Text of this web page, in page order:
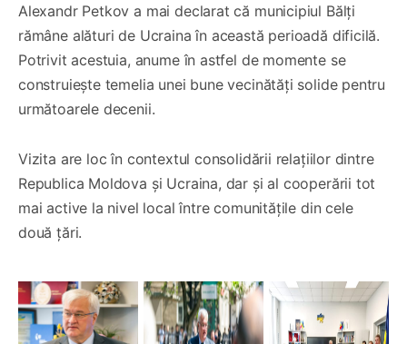
Alexandr Petkov a mai declarat că municipiul Bălți
rămâne alături de Ucraina în această perioadă dificilă.
Potrivit acestuia, anume în astfel de momente se
construiește temelia unei bune vecinătăți solide pentru
următoarele decenii.
Vizita are loc în contextul consolidării relațiilor dintre
Republica Moldova și Ucraina, dar și al cooperării tot
mai active la nivel local între comunitățile din cele
două țări.